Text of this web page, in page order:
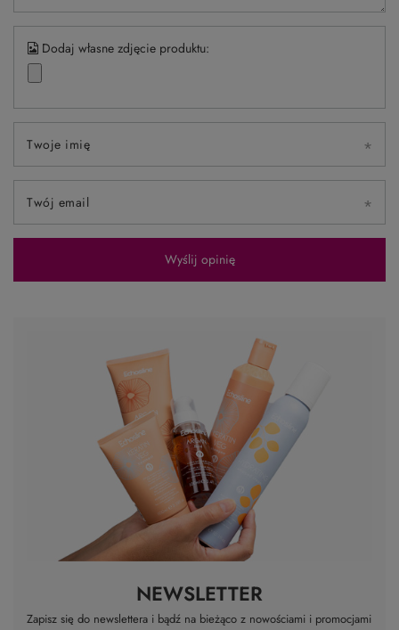
Dodaj własne zdjęcie produktu:
Twoje imię
Twój email
Wyślij opinię
NEWSLETTER
Zapisz się do newslettera i bądź na bieżąco z nowościami i promocjami